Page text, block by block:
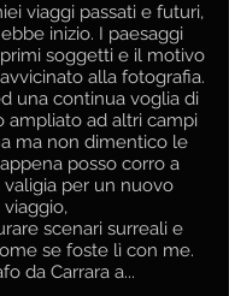
viaggi passati e futuri,
inizio. I paesaggi
soggetti e il motivo
alla fotografia.
una continua voglia di
ampliato ad altri campi
ma non dimentico le
posso corro a
valigia per un nuovo
viaggio,
scenari surreali e
se foste lì con me.
da Carrara a...